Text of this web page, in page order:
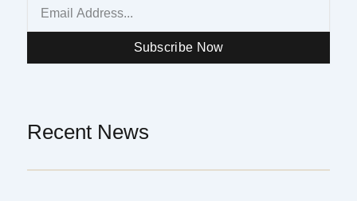
Subscribe Now
Recent News